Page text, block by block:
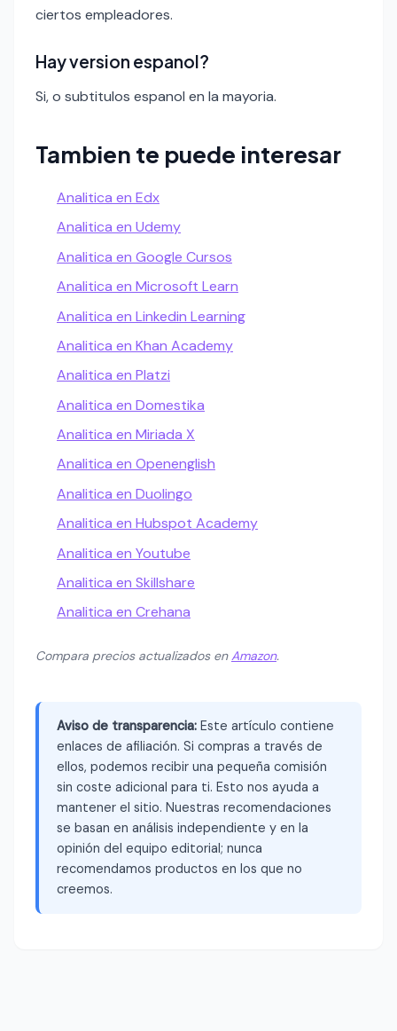
ciertos empleadores.
Hay version espanol?
Si, o subtitulos espanol en la mayoria.
Tambien te puede interesar
Analitica en Edx
Analitica en Udemy
Analitica en Google Cursos
Analitica en Microsoft Learn
Analitica en Linkedin Learning
Analitica en Khan Academy
Analitica en Platzi
Analitica en Domestika
Analitica en Miriada X
Analitica en Openenglish
Analitica en Duolingo
Analitica en Hubspot Academy
Analitica en Youtube
Analitica en Skillshare
Analitica en Crehana
Compara precios actualizados enAmazon.
Aviso de transparencia: Este artículo contiene
enlaces de afiliación. Si compras a través de
ellos, podemos recibir una pequeña comisión
sin coste adicional para ti. Esto nos ayuda a
mantener el sitio. Nuestras recomendaciones
se basan en análisis independiente y en la
opinión del equipo editorial; nunca
recomendamos productos en los que no
creemos.